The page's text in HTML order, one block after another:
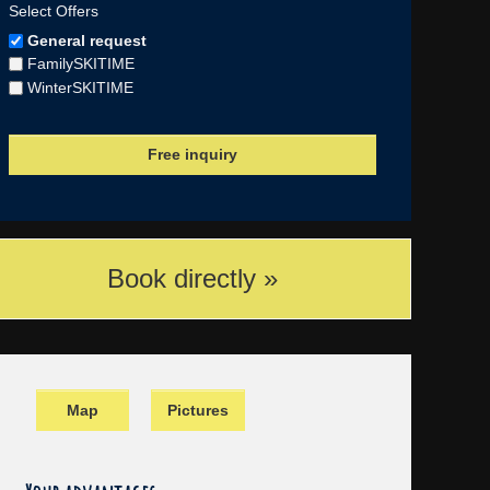
Select Offers
General request
FamilySKITIME
WinterSKITIME
Book directly »
Map Pictures